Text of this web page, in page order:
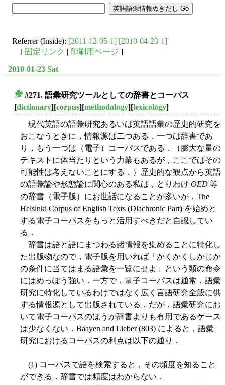
Referrer (Inside): [2011-12-05-1] [2010-04-23-1]
[ 固定リンク | 印刷用ページ ]
2010-01-23 Sat
#271. 語彙研究ツールとしての辞書とコーパス
[dictionary][corpus][methodology][lexicology]
現代英語の語彙研究あるいは英語語彙の歴史的研究を
おこなうときに，情報源は二つある．一つは辞書であ
り，もう一つは（電子）コーパスである．（膨大な量の
テキストに体当たりという力業もあるが，ここではその
可能性は考えないことにする．）歴史的な観点から英語
の語彙論や形態論に関心のある私は，とりわけ OED 等
の辞書（電子版）にお世話になることが多いが，The
Helsinki Corpus of English Texts (Diachronic Part) を始めと
する電子コーパスをもっと活用すべきだと自認してい
る．
辞書は語と語にまつわる諸情報を集めることに特化し
た出版物なので，電子版を用いれば「かくかくしかじか
の条件に当てはまる語彙を一覧にせよ」という類の命令
にはめっぽう強い．一方で，電子コーパスは通常，語彙
研究に特化しているわけではなく広く言語研究全般に供
する情報源として出版されている．だが，語彙研究にお
いて電子コーパスのほうが辞書よりも有用であるケース
は少なくない．Baayen and Lieber (803) によると，語彙
研究におけるコーパスの利点は以下の通り．
(1) コーパスで語を検索すると，その頻度を知ること
ができる．辞書では頻度はわからない．